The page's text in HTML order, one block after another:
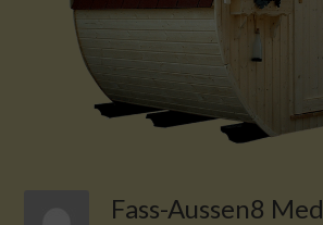
Fass-Aussen8 Med